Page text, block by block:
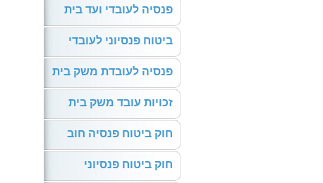
פנסיה לעובדי ועד בית
ביטוח פנסיוני לעובדי
פנסיה לעובדת משק בית
זכויות עובד משק בית
חוק ביטוח פנסיה חוב
חוק ביטוח פנסיוני